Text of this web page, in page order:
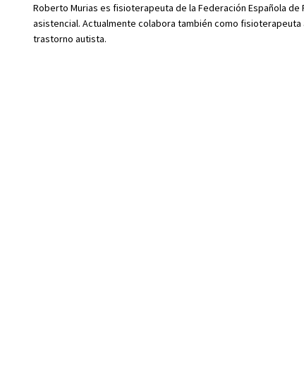
Roberto Murias es fisioterapeuta de la Federación Española
asistencial. Actualmente colabora también como
trastorno autista.